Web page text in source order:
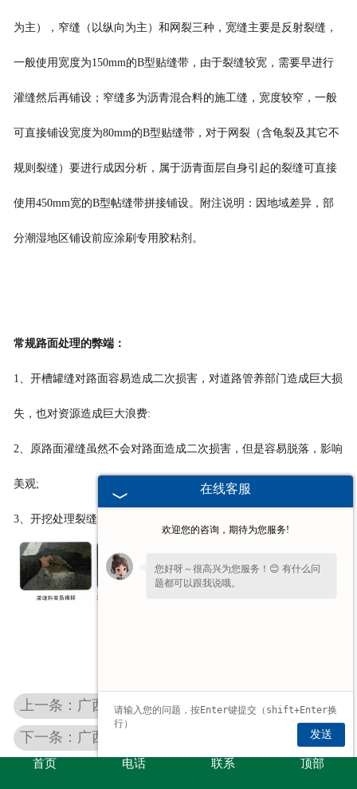
为主），窄缝（以纵向为主）和网裂三种，宽缝主要是反射裂缝，
一般使用宽度为150mm的B型贴缝带，由于裂缝较宽， 需要早进行
灌缝然后再铺设；窄缝多为沥青混合料的施工缝，宽度较窄，一般
可直接铺设宽度为80mm的B型贴缝带，对于网裂（含龟裂及其它不
规则裂缝）要进行成因分析，属于沥青面层自身引起的裂缝可直接
使用450mm宽的B型帖缝带拼接铺设。附注说明：因地域差异，部
分潮湿地区铺设前应涂刷专用胶粘剂。
常规路面处理的弊端：
1、开槽罐缝对路面容易造成二次损害，对道路管养部门造成巨大损
失，也对资源造成巨大浪费:
2、原路面灌缝虽然不会对路面造成二次损害，但是容易脱落，影响
美观;
3、开挖处理裂缝，处理成本高，同时影晌行车舒适性。
上一条：广西玻纤应力吸收带
下一条：广西贴缝带
首页 电话 联系 顶部
在线客服
欢迎您的咨询，期待为您服务!
您好呀～很高兴为您服务！😊 有什么问
题都可以跟我说哦。
发送